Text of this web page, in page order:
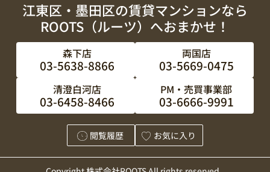
江東区・墨田区の賃貸マンションなら
ROOTS（ルーツ）へおまかせ！
森下店
03-5638-8866
両国店
03-5669-0475
清澄白河店
03-6458-8466
PM・売買事業部
03-6666-9991
閲覧履歴 お気に入り